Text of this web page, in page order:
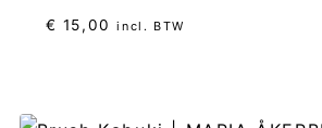
€ 15,00 incl. BTW